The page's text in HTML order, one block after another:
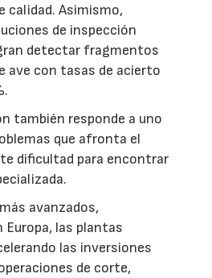
calidad. Asimismo,
de inspección
detectar fragmentos
ave con tasas de acierto
también responde a uno
que afronta el
dificultad para encontrar
avanzados,
Europa, las plantas
las inversiones
de corte,